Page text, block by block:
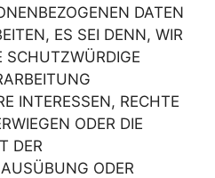
DATEN
ES SEI DENN, WIR
SCHUTZWÜRDIGE
INTERESSEN, RECHTE
ODER DIE
DER
ODER